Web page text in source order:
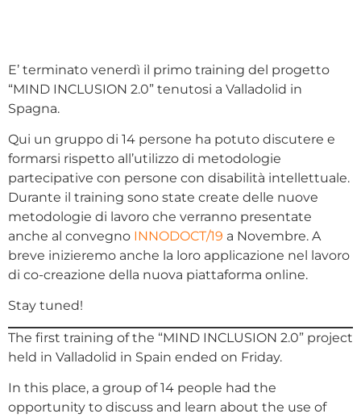
E’ terminato venerdì il primo training del progetto
“MIND INCLUSION 2.0” tenutosi a Valladolid in
Spagna.
Qui un gruppo di 14 persone ha potuto discutere e
formarsi rispetto all’utilizzo di metodologie
partecipative con persone con disabilità intellettuale.
Durante il training sono state create delle nuove
metodologie di lavoro che verranno presentate
anche al convegno INNODOCT/19 a Novembre. A
breve inizieremo anche la loro applicazione nel lavoro
di co-creazione della nuova piattaforma online.
Stay tuned!
The first training of the “MIND INCLUSION 2.0” project
held in Valladolid in Spain ended on Friday.
In this place, a group of 14 people had the
opportunity to discuss and learn about the use of